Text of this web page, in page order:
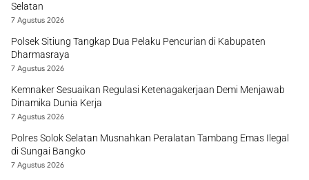
Selatan
7 Agustus 2026
Polsek Sitiung Tangkap Dua Pelaku Pencurian di Kabupaten
Dharmasraya
7 Agustus 2026
Kemnaker Sesuaikan Regulasi Ketenagakerjaan Demi Menjawab
Dinamika Dunia Kerja
7 Agustus 2026
Polres Solok Selatan Musnahkan Peralatan Tambang Emas Ilegal
di Sungai Bangko
7 Agustus 2026